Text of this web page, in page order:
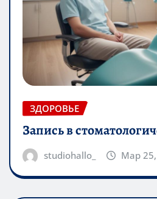
ЗДОРОВЬЕ
Запись в
studiohallo_ Мар